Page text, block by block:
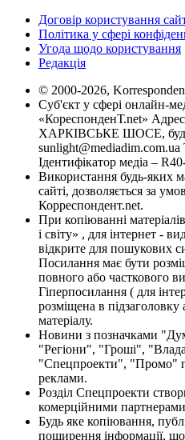
Договір користування
Політика у сфері
Угода щодо користування
Редакція
© 2000-2026,
Суб'єкт у сфері онлайн-
«КореспонденТ.net»
ХАРКІВСЬКЕ ШОСЕ,
sunlight@mediadim.com.ua
Ідентифікатор медіа –
Використання будь-яких
сайті, дозволяється за
Корреспондент.net.
При копіюванні
і світу» , для інтернет -
відкрите для пошукових
Посилання має бути
повного або часткового
Гіперпосилання ( для
розміщена в
матеріалу.
Новини з позначками
"Регіони", "Гроші",
"Спецпроекти", "Промо"
реклами.
Розділ Спецпроекти
комерційними
Будь яке копіювання,
поширення інформації,